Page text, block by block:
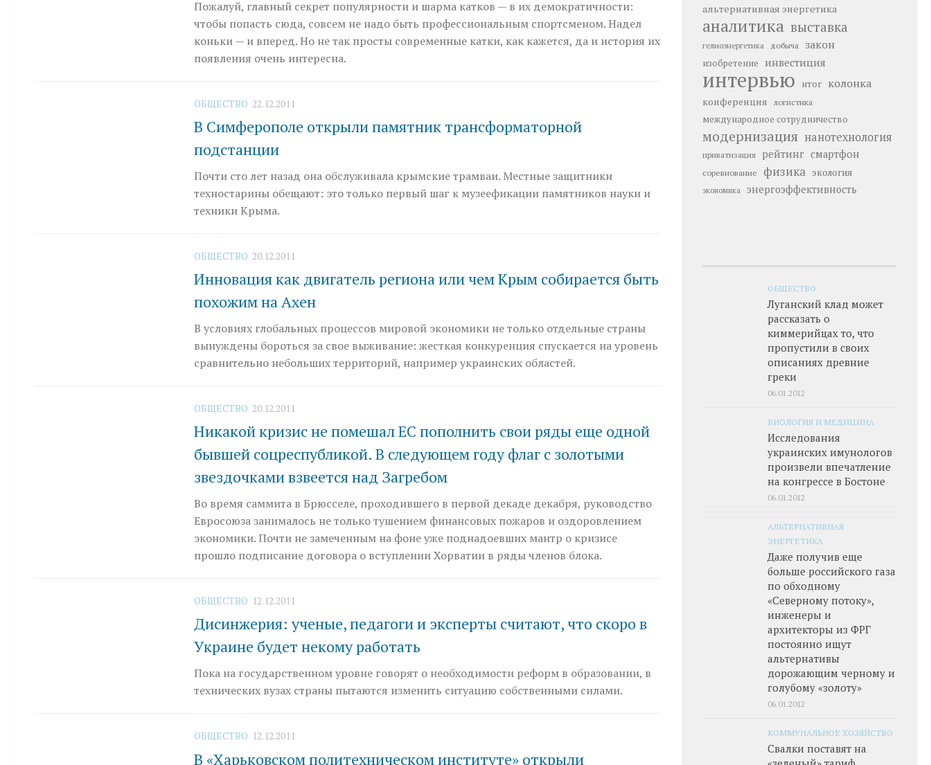
Пожалуй, главный секрет популярности и шарма катков — в их демократичности:
чтобы попасть сюда, совсем не надо быть профессиональным спортсменом. Надел
коньки — и вперед. Но не так просты современные катки, как кажется, да и история их
появления очень интересна.
ОБЩЕСТВО 22.12.2011
В Симферополе открыли памятник трансформаторной
подстанции
Почти сто лет назад она обслуживала крымские трамваи. Местные защитники
техностарины обещают: это только первый шаг к музеефикации памятников науки и
техники Крыма.
ОБЩЕСТВО 20.12.2011
Инновация как двигатель региона или чем Крым собирается быть
похожим на Ахен
В условиях глобальных процессов мировой экономики не только отдельные страны
вынуждены бороться за свое выживание: жесткая конкуренция спускается на уровень
сравнительно небольших территорий, например украинских областей.
ОБЩЕСТВО 20.12.2011
Никакой кризис не помешал ЕС пополнить свои ряды еще одной
бывшей соцреспубликой. В следующем году флаг с золотыми
звездочками взвеется над Загребом
Во время саммита в Брюсселе, проходившего в первой декаде декабря, руководство
Евросоюза занималось не только тушением финансовых пожаров и оздоровлением
экономики. Почти не замеченным на фоне уже поднадоевших мантр о кризисе
прошло подписание договора о вступлении Хорватии в ряды членов блока.
ОБЩЕСТВО 12.12.2011
Дисинжерия: ученые, педагоги и эксперты считают, что скоро в
Украине будет некому работать
Пока на государственном уровне говорят о необходимости реформ в образовании, в
технических вузах страны пытаются изменить ситуацию собственными силами.
ОБЩЕСТВО 12.12.2011
В «Харьковском политехническом институте» открыли
альтернативная энергетика
аналитика выставка
гелиоэнергетика добыча закон
изобретение инвестиция
интервью итог колонка
конференция логистика
международное сотрудничество
модернизация нанотехнология
приватизация рейтинг смартфон
соревнование физика экология
экономика энергоэффективность
ОБЩЕСТВО
Луганский клад может
рассказать о
киммерийцах то, что
пропустили в своих
описаниях древние
греки
06.01.2012
БИОЛОГИЯ И МЕДИЦИНА
Исследования
украинских имунологов
произвели впечатление
на конгрессе в Бостоне
06.01.2012
АЛЬТЕРНАТИВНАЯ
ЭНЕРГЕТИКА
Даже получив еще
больше российского газа
по обходному
«Северному потоку»,
инженеры и
архитекторы из ФРГ
постоянно ищут
альтернативы
дорожающим черному и
голубому «золоту»
06.01.2012
КОММУНАЛЬНОЕ ХОЗЯЙСТВО
Свалки поставят на